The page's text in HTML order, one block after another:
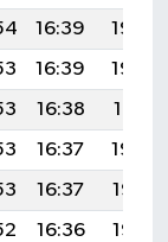
16:39
19:44
16:39
19:42
16:38
19:41
16:37
19:40
16:37
19:38
16:36
19:37